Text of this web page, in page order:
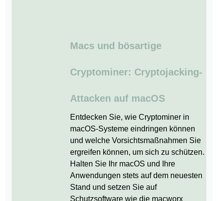
Macs und bösartige
Cryptominer: Cryptojacking-
Attacken auf macOS
Entdecken Sie, wie Cryptominer in
macOS-Systeme eindringen können
und welche Vorsichtsmaßnahmen Sie
ergreifen können, um sich zu schützen.
Halten Sie Ihr macOS und Ihre
Anwendungen stets auf dem neuesten
Stand und setzen Sie auf
Schutzsoftware wie die macworx